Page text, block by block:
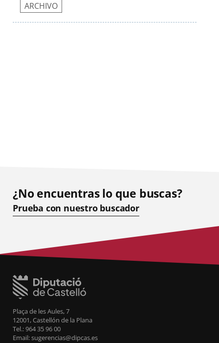
ARCHIVO
¿No encuentras lo que buscas?
Prueba con nuestro buscador
Plaça de les Aules, 7
12001, Castellón de la Plana
Tel.: 964 35 96 00
Email: sugerencias@dipcas.es